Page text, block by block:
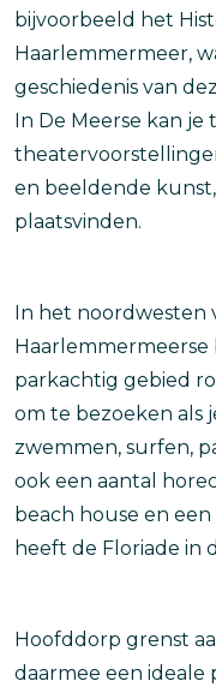
bijvoorbeeld het
Haarlemmermeer,
geschiedenis van
In De Meerse kan je
en beeldende
plaatsvinden.
In het noordwesten
Haarlemmermeerse
parkachtig gebied
om te bezoeken als
zwemmen, surfen,
ook een aantal
beach house en
heeft de Floriade in
Hoofddorp grenst
daarmee een ideale